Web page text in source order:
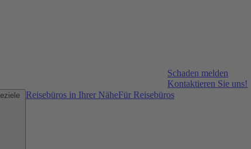
Schaden melden
Kontaktieren Sie uns!
Reisebüros in Ihrer NäheFür Reisebüros